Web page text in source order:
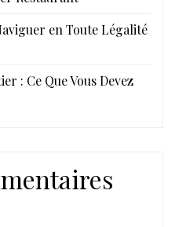
en Toute Légalité
: Ce Que Vous Devez